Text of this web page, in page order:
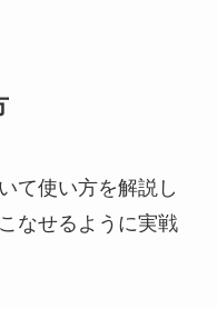
て使い方を解説し
なせるように実戦